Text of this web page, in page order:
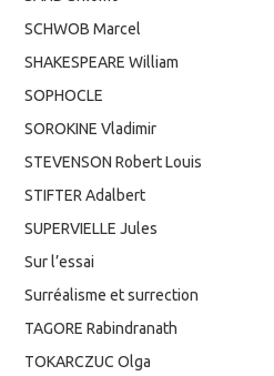
SCHWOB Marcel
SHAKESPEARE William
SOPHOCLE
SOROKINE Vladimir
STEVENSON Robert Louis
STIFTER Adalbert
SUPERVIELLE Jules
Sur l’essai
Surréalisme et surrection
TAGORE Rabindranath
TOKARCZUC Olga